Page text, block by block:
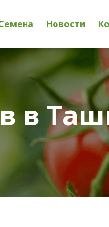
Новости
в